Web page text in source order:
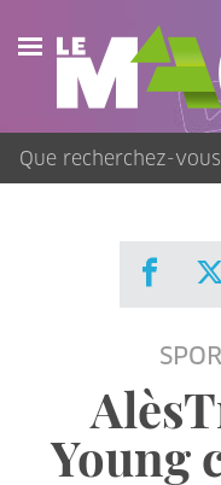
Actualités
Agenda
Publications
Young